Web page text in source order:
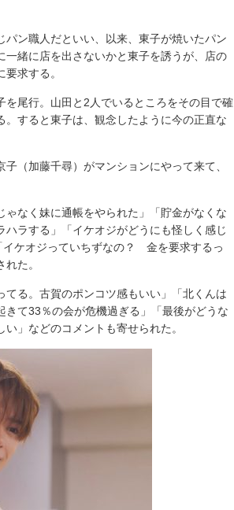
ン職人だといい、以来、東子が焼いたパン
緒に店を出さないかと東子を誘うが、店の
求する。
尾行。山田と2人でいるところをその目で確
すると東子は、観念したように今の正直な
（加藤千尋）がマンションにやって来て、
なく妹に通帳をやられた」「貯金がなくな
ラする」「イケオジがどうにも怪しく感じ
ケオジっていちずなの？ 金を要求するっ
た。
る。古賀のポンコツ感もいい」「北くんは
て33％の会が危機過ぎる」「最後がどうな
」などのコメントも寄せられた。